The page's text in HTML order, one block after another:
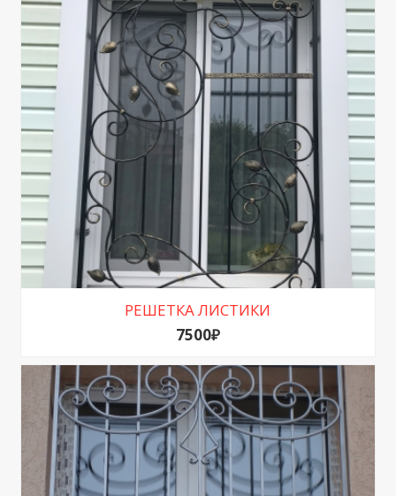
РЕШЕТКА ЛИСТИКИ
7500₽